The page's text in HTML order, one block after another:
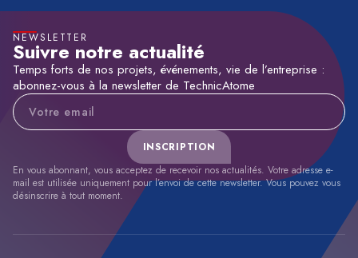
NEWSLETTER
Suivre notre actualité
Temps forts de nos projets, événements, vie de l’entreprise :
abonnez-vous à la newsletter de TechnicAtome
Adresse e-mail
INSCRIPTION
En vous abonnant, vous acceptez de recevoir nos actualités. Votre adresse e-
mail est utilisée uniquement pour l’envoi de cette newsletter. Vous pouvez vous
désinscrire à tout moment.